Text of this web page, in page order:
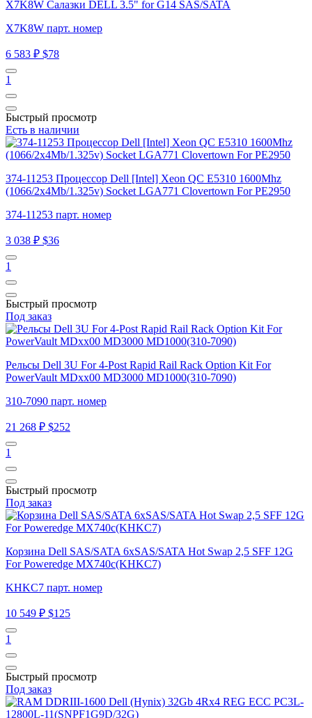
X7K8W Салазки DELL 3.5" for G14 SAS/SATA
X7K8W парт. номер
6 583 ₽ $78
1
Быстрый просмотр
Есть в наличии
374-11253 Процессор Dell [Intel] Xeon QC E5310 1600Mhz
(1066/2x4Mb/1.325v) Socket LGA771 Clovertown For PE2950
374-11253 парт. номер
3 038 ₽ $36
1
Быстрый просмотр
Под заказ
Рельсы Dell 3U For 4-Post Rapid Rail Rack Option Kit For
PowerVault MDxx00 MD3000 MD1000(310-7090)
310-7090 парт. номер
21 268 ₽ $252
1
Быстрый просмотр
Под заказ
Корзина Dell SAS/SATA 6xSAS/SATA Hot Swap 2,5 SFF 12G
For Poweredge MX740c(KHKC7)
KHKC7 парт. номер
10 549 ₽ $125
1
Быстрый просмотр
Под заказ